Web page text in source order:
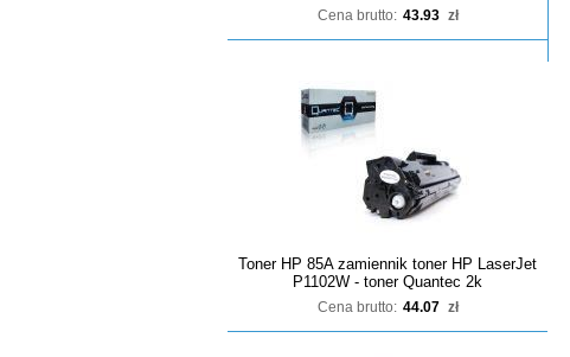
Cena brutto: 43.93 zł
Toner HP 85A zamiennik toner HP LaserJet
P1102W - toner Quantec 2k
Cena brutto: 44.07 zł